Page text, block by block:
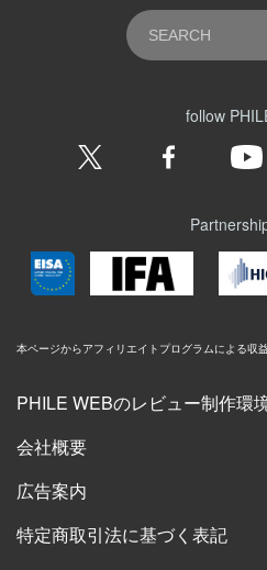
follow
本ページからアフィリエイトプログラムによる収
PHILE WEBのレビュー制作環
会社概要
広告案内
特定商取引法に基づく表記